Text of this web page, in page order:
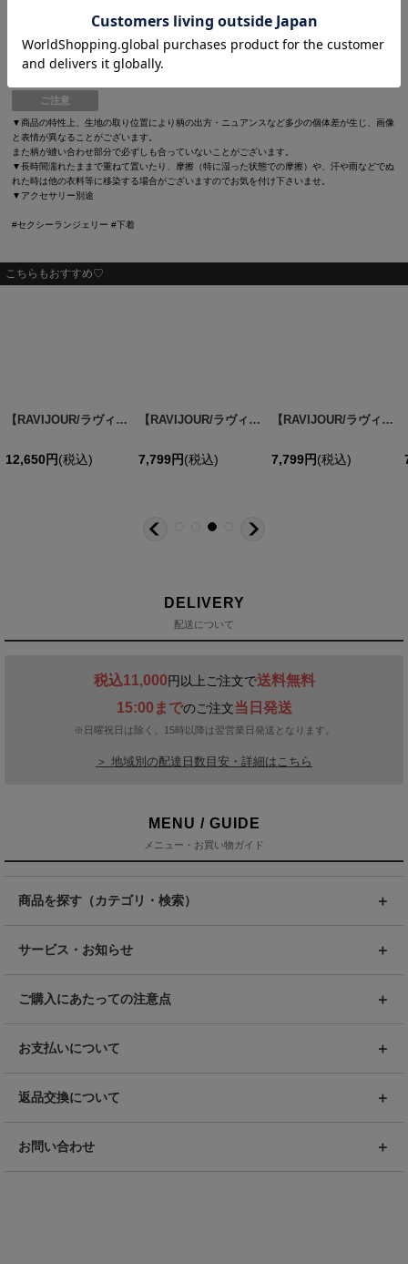
[アジャスター] あり（太もも周りとウエストの調節可能）
[素材] ナイロン・ポリウレタン・その他(スリット糸使用)
ご注意
▼商品の特性上、生地の取り位置により柄の出方・ニュアンスなど多少の個体差が生じ、画像
と表情が異なることがございます。
また柄が縫い合わせ部分で必ずしも合っていないことがございます。
▼長時間濡れたままで重ねて置いたり、摩擦（特に湿った状態での摩擦）や、汗や雨などでぬ
れた時は他の衣料等に移染する場合がございますのでお気を付け下さいませ。
▼アクセサリー別途
#セクシーランジェリー #下着
こちらもおすすめ♡
【RAVIJOUR/ラヴィジュール】シュガリー ブラ&Tバック セット / ランジェリー / セクシーランジェリー / 下着 / 2点セット【OF08】
12,650 円 (税込)
【RAVIJOUR/ラヴィジュール】レミニセンス グラマーアップ ブラ / ランジェリー / セクシーランジェリー / 下着 / R976320-S / R976421-T /【OF08】
7,799 円 (税込)
【RAVIJOUR/ラヴィジュール】ラディアント ホットリフト ブラ / ランジェリー / セクシーランジェリー / 下着 / R977021-E / R977221-S /【OF08】
7,799 円 (税込)
DELIVERY
配送について
税込11,000円以上ご注文で送料無料
15:00までのご注文当日発送
※日曜祝日は除く。15時以降は翌営業日発送となります。
＞ 地域別の配達日数目安・詳細はこちら
MENU / GUIDE
メニュー・お買い物ガイド
商品を探す（カテゴリ・検索）
サービス・お知らせ
ご購入にあたっての注意点
お支払いについて
返品交換について
お問い合わせ